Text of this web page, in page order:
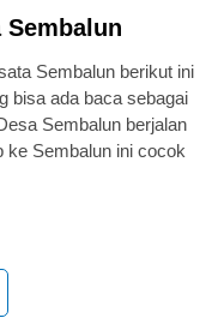
Sembalun berikut ini
bisa ada baca sebagai
Sembalun berjalan
ke Sembalun ini cocok